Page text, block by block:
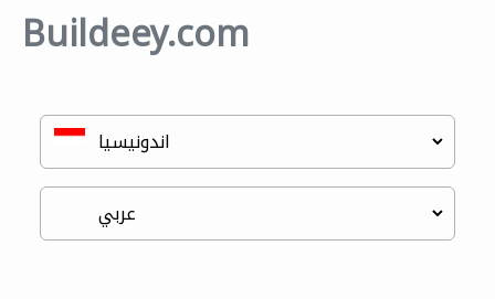
Buildeey.com